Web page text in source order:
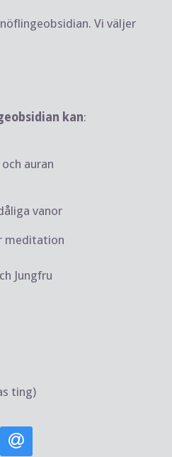
Vi väljer
kan:
auran
vanor
meditation
Jungfru
ting)